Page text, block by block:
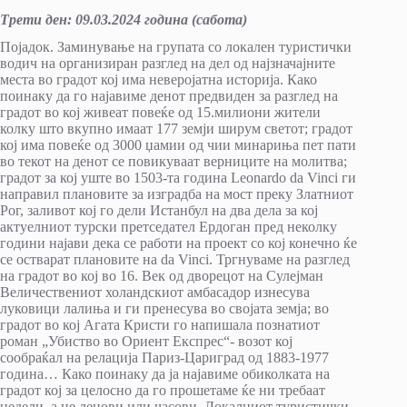
Трети ден: 09.03.2024 година (сабота)
Појадок. Заминување на групата со локален туристички
водич на организиран разглед на дел од најзначајните
места во градот кој има неверојатна историја. Како
поинаку да го најавиме денот предвиден за разглед на
градот во кој живеат повеќе од 15.милиони жители
колку што вкупно имаат 177 земји ширум светот; градот
кој има повеќе од 3000 џамии од чии минариња пет пати
во текот на денот се повикуваат верниците на молитва;
градот за кој уште во 1503-та година Leonardo da Vinci ги
направил плановите за изградба на мост преку Златниот
Рог, заливот кој го дели Истанбул на два дела за кој
актуелниот турски претседател Ердоган пред неколку
години најави дека се работи на проект со кој конечно ќе
се остварат плановите на da Vinci. Тргнуваме на разглед
на градот во кој во 16. Век од дворецот на Сулејман
Величествениот холандскиот амбасадор изнесува
луковици лалиња и ги пренесува во својата земја; во
градот во кој Агата Кристи го напишала познатиот
роман „Убиство во Ориент Експрес“- возот кој
сообраќал на релација Париз-Цариград од 1883-1977
година… Како поинаку да ја најавиме обиколката на
градот кој за целосно да го прошетаме ќе ни требаат